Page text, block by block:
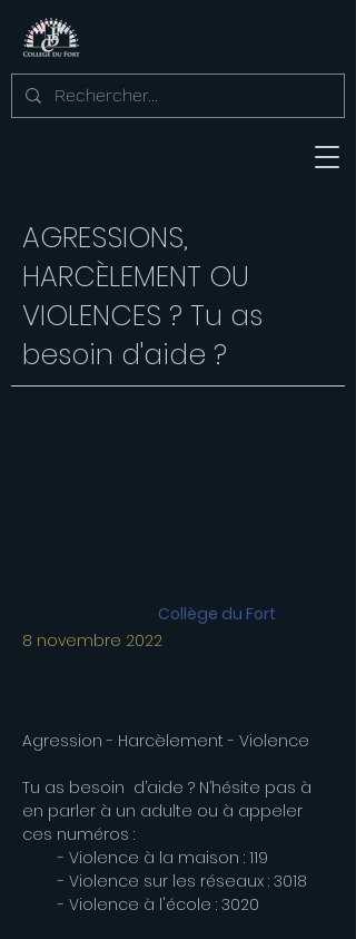
AGRESSIONS,
HARCÈLEMENT OU
VIOLENCES ? Tu as
besoin d'aide ?
Collège du Fort
8 novembre 2022
Agression - Harcèlement - Violence
Tu as besoin d’aide ? N’hésite pas à
en parler à un adulte ou à appeler
ces numéros :
- Violence à la maison : 119
- Violence sur les réseaux : 3018
- Violence à l'école : 3020